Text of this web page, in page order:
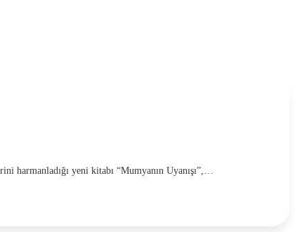
harmanladığı yeni kitabı “Mumyanın Uyanışı”,…